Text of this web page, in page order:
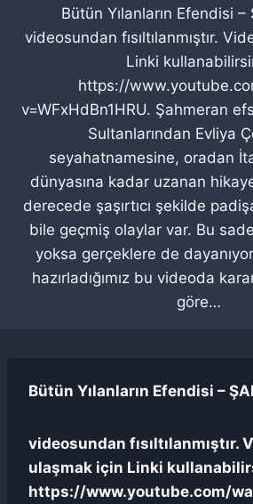
Bütün Yılanların Efendisi –
videosundan fısıltılanmıştır.
Linki
https://
v=WFxHdBn1HRU. Şahmeran
Sultanlarından Evliya
seyahatnamesine, oradan
dünyasına kadar uzanan
derecede şaşırtıcı şekilde
bile geçmiş olaylar var. Bu
yoksa gerçeklere de
hazırladığımız bu videoda
göre…
Bütün Yılanların Efendisi –
videosundan fısıltılanmıştır.
ulaşmak için Linki
https://www.youtube.com/